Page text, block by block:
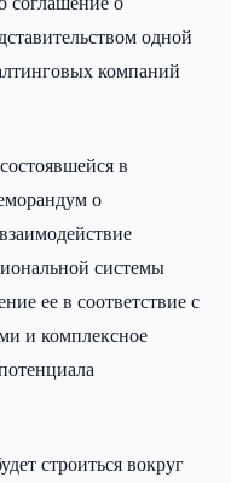
одной
компаний
в
о
системы
ее в соответствие с
и комплексное
строиться вокруг